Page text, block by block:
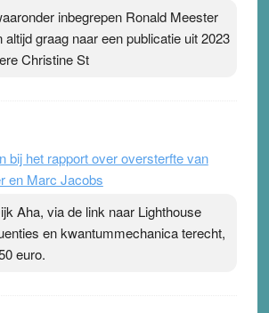
inbegrepen Ronald Meester
graag naar een publicatie uit 2023
Christine St
bij het rapport over oversterfte van
en Marc Jacobs
Aha, via de link naar Lighthouse
en kwantummechanica terecht,
euro.